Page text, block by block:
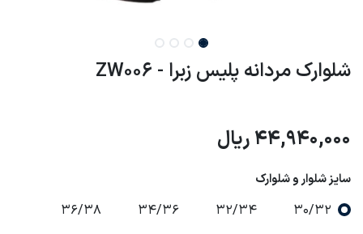
شلوارک مردانه پلیس زبرا - ZW006
44,940,000 ریال
سایز شلوار و شلوارک
30/32
32/34
34/36
36/38